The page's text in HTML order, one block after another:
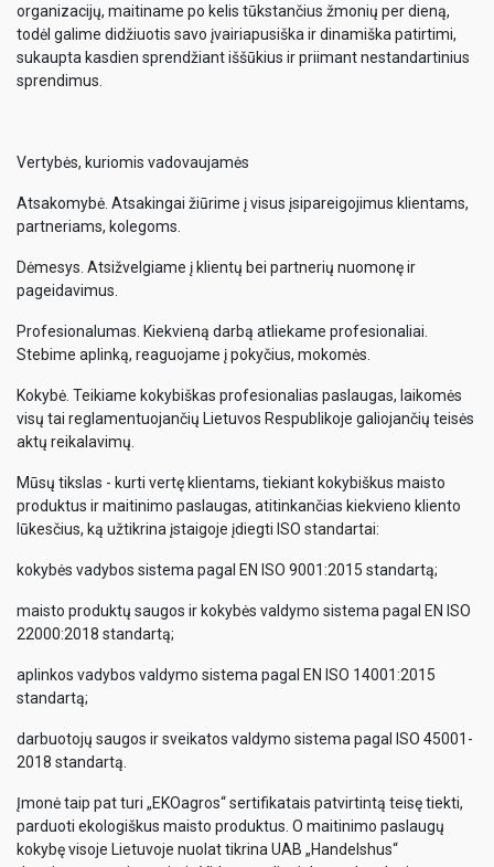
organizacijų, maitiname po kelis tūkstančius žmonių per dieną,
todėl galime didžiuotis savo įvairiapusiška ir dinamiška patirtimi,
sukaupta kasdien sprendžiant iššūkius ir priimant nestandartinius
sprendimus.
Vertybės, kuriomis vadovaujamės
Atsakomybė. Atsakingai žiūrime į visus įsipareigojimus klientams,
partneriams, kolegoms.
Dėmesys. Atsižvelgiame į klientų bei partnerių nuomonę ir
pageidavimus.
Profesionalumas. Kiekvieną darbą atliekame profesionaliai.
Stebime aplinką, reaguojame į pokyčius, mokomės.
Kokybė. Teikiame kokybiškas profesionalias paslaugas, laikomės
visų tai reglamentuojančių Lietuvos Respublikoje galiojančių teisės
aktų reikalavimų.
Mūsų tikslas - kurti vertę klientams, tiekiant kokybiškus maisto
produktus ir maitinimo paslaugas, atitinkančias kiekvieno kliento
lūkesčius, ką užtikrina įstaigoje įdiegti ISO standartai:
kokybės vadybos sistema pagal EN ISO 9001:2015 standartą;
maisto produktų saugos ir kokybės valdymo sistema pagal EN ISO
22000:2018 standartą;
aplinkos vadybos valdymo sistema pagal EN ISO 14001:2015
standartą;
darbuotojų saugos ir sveikatos valdymo sistema pagal ISO 45001-
2018 standartą.
Įmonė taip pat turi „EKOagros“ sertifikatais patvirtintą teisę tiekti,
parduoti ekologiškus maisto produktus. O maitinimo paslaugų
kokybę visoje Lietuvoje nuolat tikrina UAB „Handelshus“